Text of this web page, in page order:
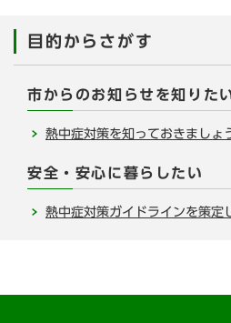
目的からさがす
市からのお知らせを知りた
熱中症対策を知っておきましょ
安全・安心に暮らしたい
熱中症対策ガイドラインを策定